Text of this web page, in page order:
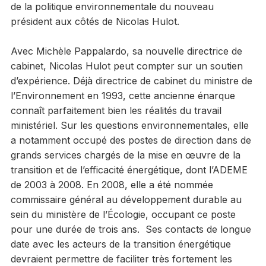
de la politique environnementale du nouveau
président aux côtés de Nicolas Hulot.
Avec Michèle Pappalardo, sa nouvelle directrice de
cabinet, Nicolas Hulot peut compter sur un soutien
d’expérience. Déjà directrice de cabinet du ministre de
l’Environnement en 1993, cette ancienne énarque
connaît parfaitement bien les réalités du travail
ministériel. Sur les questions environnementales, elle
a notamment occupé des postes de direction dans de
grands services chargés de la mise en œuvre de la
transition et de l’efficacité énergétique, dont l’ADEME
de 2003 à 2008. En 2008, elle a été nommée
commissaire général au développement durable au
sein du ministère de l’Écologie, occupant ce poste
pour une durée de trois ans. Ses contacts de longue
date avec les acteurs de la transition énergétique
devraient permettre de faciliter très fortement les